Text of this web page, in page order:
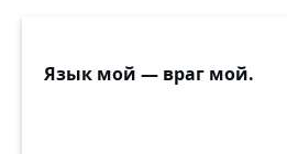
Язык мой — враг мой.